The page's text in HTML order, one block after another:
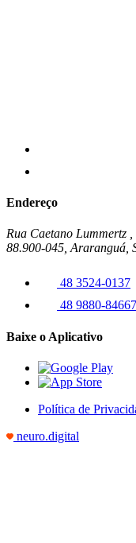
Endereço
Rua Caetano Lummertz
88.900-045, Araranguá,
48 3524-0137
48 9880-84667
Baixe o Aplicativo
Política de
neuro.digital